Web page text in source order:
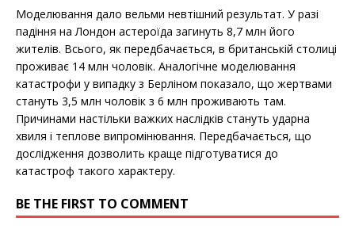
Моделювання дало вельми невтішний результат. У разі
падіння на Лондон астероїда загинуть 8,7 млн ​​його
жителів. Всього, як передбачається, в британській столиці
проживає 14 млн чоловік. Аналогічне моделювання
катастрофи у випадку з Берліном показало, що жертвами
стануть 3,5 млн чоловік з 6 млн проживають там.
Причинами настільки важких наслідків стануть ударна
хвиля і теплове випромінювання. Передбачається, що
дослідження дозволить краще підготуватися до
катастроф такого характеру.
BE THE FIRST TO COMMENT